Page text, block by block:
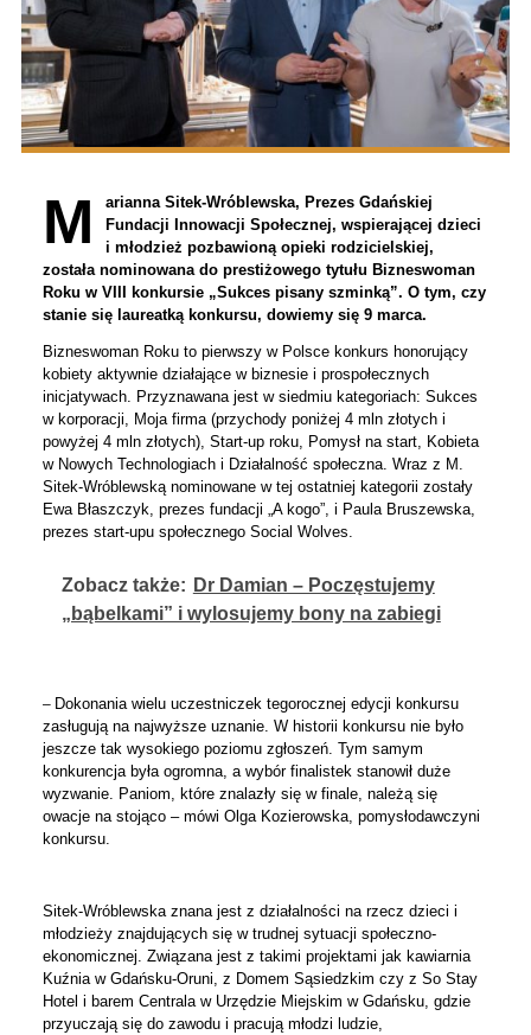
M
arianna Sitek-Wróblewska, Prezes Gdańskiej
Fundacji Innowacji Społecznej, wspierającej dzieci
i młodzież pozbawioną opieki rodzicielskiej,
została nominowana do prestiżowego tytułu Bizneswoman
Roku w VIII konkursie „Sukces pisany szminką”. O tym, czy
stanie się laureatką konkursu, dowiemy się 9 marca.
Bizneswoman Roku to pierwszy w Polsce konkurs honorujący
kobiety aktywnie działające w biznesie i prospołecznych
inicjatywach. Przyznawana jest w siedmiu kategoriach: Sukces
w korporacji, Moja firma (przychody poniżej 4 mln złotych i
powyżej 4 mln złotych), Start-up roku, Pomysł na start, Kobieta
w Nowych Technologiach i Działalność społeczna. Wraz z M.
Sitek-Wróblewską nominowane w tej ostatniej kategorii zostały
Ewa Błaszczyk, prezes fundacji „A kogo”, i Paula Bruszewska,
prezes start-upu społecznego Social Wolves.
Zobacz także: Dr Damian – Poczęstujemy
„bąbelkami” i wylosujemy bony na zabiegi
– Dokonania wielu uczestniczek tegorocznej edycji konkursu
zasługują na najwyższe uznanie. W historii konkursu nie było
jeszcze tak wysokiego poziomu zgłoszeń. Tym samym
konkurencja była ogromna, a wybór finalistek stanowił duże
wyzwanie. Paniom, które znalazły się w finale, należą się
owacje na stojąco – mówi Olga Kozierowska, pomysłodawczyni
konkursu.
Sitek-Wróblewska znana jest z działalności na rzecz dzieci i
młodzieży znajdujących się w trudnej sytuacji społeczno-
ekonomicznej. Związana jest z takimi projektami jak kawiarnia
Kuźnia w Gdańsku-Oruni, z Domem Sąsiedzkim czy z So Stay
Hotel i barem Centrala w Urzędzie Miejskim w Gdańsku, gdzie
przyuczają się do zawodu i pracują młodzi ludzie,